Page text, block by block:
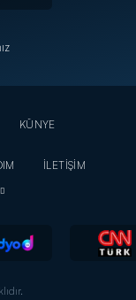
KÜNYE
İLETİŞİM